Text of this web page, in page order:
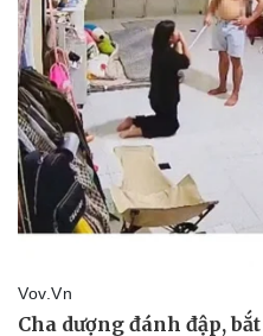
Bóng đá
Lịch thi đấu bóng đá
Thế giới thể thao
eSports
Hậu trường